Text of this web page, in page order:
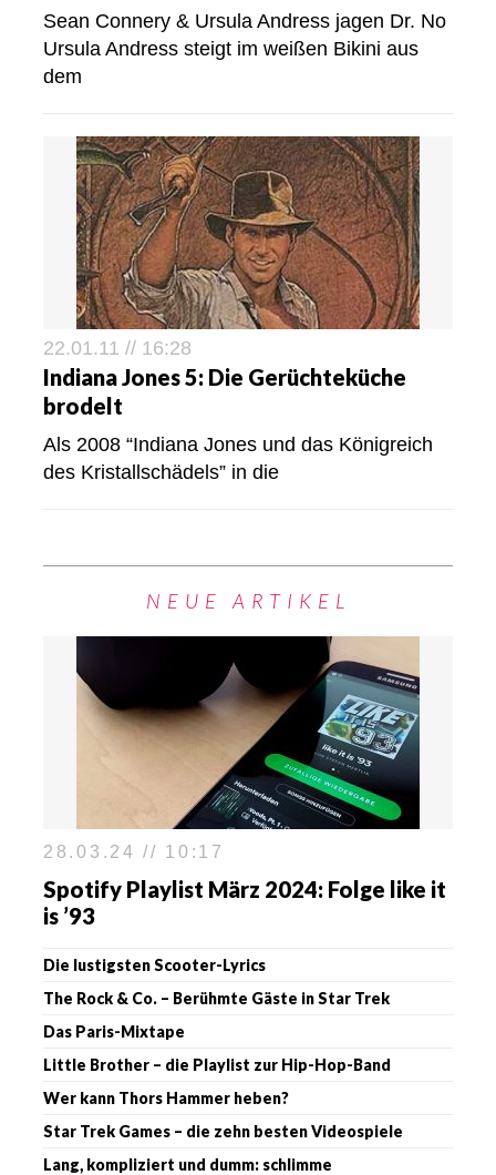
Sean Connery & Ursula Andress jagen Dr. No
Ursula Andress steigt im weißen Bikini aus
dem
22.01.11 // 16:28
Indiana Jones 5: Die Gerüchteküche
brodelt
Als 2008 “Indiana Jones und das Königreich
des Kristallschädels” in die
NEUE ARTIKEL
28.03.24 // 10:17
Spotify Playlist März 2024: Folge like it
is ’93
Die lustigsten Scooter-Lyrics
The Rock & Co. – Berühmte Gäste in Star Trek
Das Paris-Mixtape
Little Brother – die Playlist zur Hip-Hop-Band
Wer kann Thors Hammer heben?
Star Trek Games – die zehn besten Videospiele
Lang, kompliziert und dumm: schlimme